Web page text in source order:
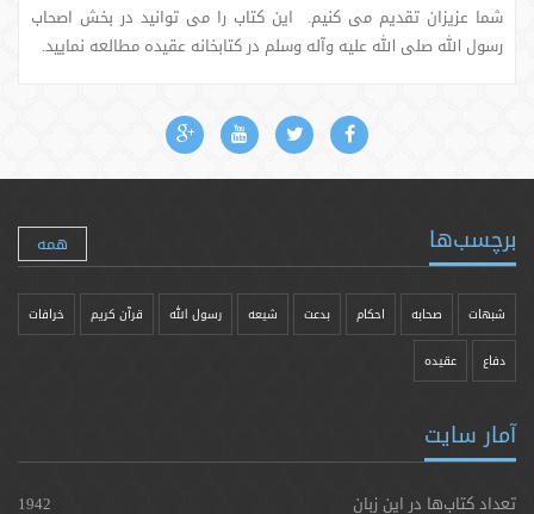
شما عزیزان تقدیم می کنیم. این کتاب را می توانید در بخش اصحاب
رسول الله صلی الله علیه وآله وسلم در کتابخانه عقیده مطالعه نمایید.
برچسب‌ها همه
شبهات صحابه احکام بدعت شیعه رسول الله قرآن کریم خرافات
دفاع عقیده
آمار سایت
تعداد کتاب‌ها در این زبان 1942